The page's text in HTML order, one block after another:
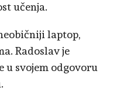
učenja.
laptop,
Radoslav je
u svojem odgovoru